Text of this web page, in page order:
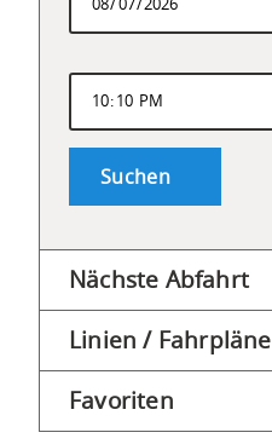
Suchen
Nächste Abfahrt
Linien / Fahrpläne
Favoriten